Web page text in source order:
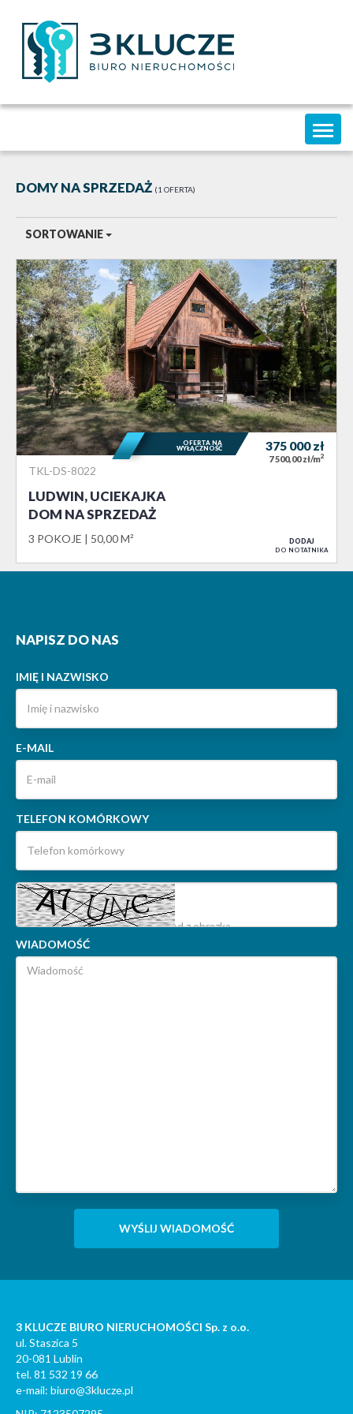
DOMY NA SPRZEDAŻ 1 OFERTA
SORTOWANIE
TKL-DS-8022
LUDWIN, UCIEKAJKA
DOM NA SPRZEDAŻ
3 POKOJE 50,00 M²
375 000zł
7 500,00 zł/m2
OFERTA NA
WYŁĄCZNOŚĆ
DODAJ
DO NOTATNIKA
NAPISZ DO NAS
IMIĘ I NAZWISKO
E-MAIL
TELEFON KOMÓRKOWY
WIADOMOŚĆ
3 KLUCZE BIURO NIERUCHOMOŚCI Sp. z o.o.
ul. Staszica 5
20-081 Lublin
tel. 81 532 19 66
e-mail: biuro@3klucze.pl